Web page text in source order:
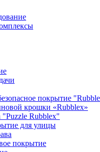
покрытие
крошки «Rubblex»
"Puzzle Rubblex"
для улицы
покрытие